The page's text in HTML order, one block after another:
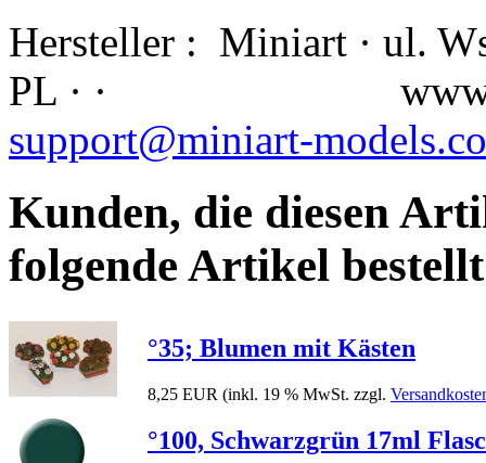
Hersteller : Miniart · ul.
PL · ·
support@miniart-
Kunden, die diesen
folgende Artikel
°35; Blumen mit Kästen
8,25 EUR (inkl. 19 % MwSt. zzgl.
°100, Schwarzgrün 17ml